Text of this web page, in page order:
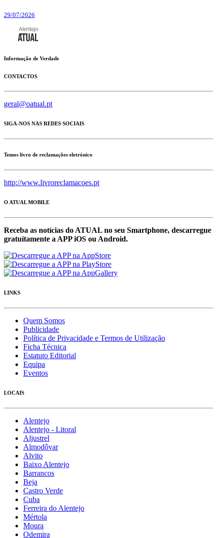
29/07/2026
Informação de Verdade
CONTACTOS
geral@oatual.pt
SIGA-NOS NAS REDES SOCIAIS
Temos livro de reclamações eletrónico
http://www.livroreclamacoes.pt
O ATUAL MOBILE
Receba as notícias do ATUAL no seu Smartphone, descarregue
gratuítamente a APP iOS ou Android.
LINKS
Quem Somos
Publicidade
Política de Privacidade e Termos de Utilização
Ficha Técnica
Estatuto Editorial
Equipa
Eventos
LOCAIS
Alentejo
Alentejo - Litoral
Aljustrel
Almodôvar
Alvito
Baixo Alentejo
Barrancos
Beja
Castro Verde
Cuba
Ferreira do Alentejo
Mértola
Moura
Odemira